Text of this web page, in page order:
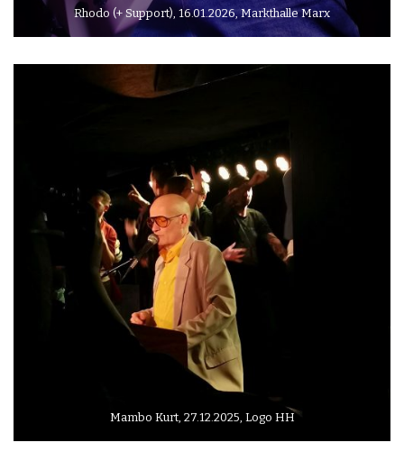
Rhodo (+ Support), 16.01.2026, Markthalle Marx
Mambo Kurt, 27.12.2025, Logo HH